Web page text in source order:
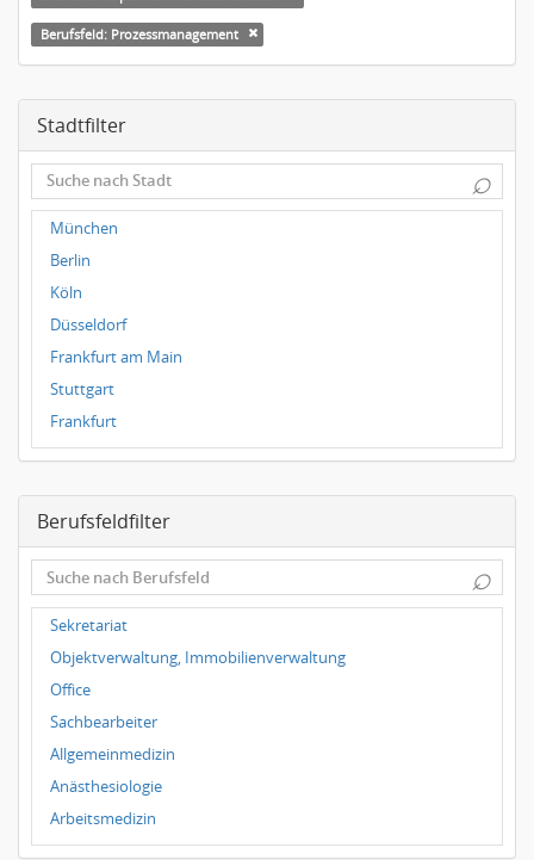
Berufsfeld: Prozessmanagement
Stadtfilter
⌕
München
Berlin
Köln
Düsseldorf
Frankfurt am Main
Stuttgart
Frankfurt
Dresden
Leipzig
Dortmund
Hallbergmoos
Würzburg
Grünwald
Ulm
Bielefeld
Hannover
Duisburg
Berufsfeldfilter
⌕
Sekretariat
Objektverwaltung, Immobilienverwaltung
Office
Sachbearbeiter
Allgemeinmedizin
Anästhesiologie
Arbeitsmedizin
Augenheilkunde